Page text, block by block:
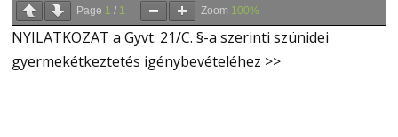
Page 1 / 1 Zoom 100%
NYILATKOZAT a Gyvt. 21/C. §-a szerinti szünidei
gyermekétkeztetés igénybevételéhez >>